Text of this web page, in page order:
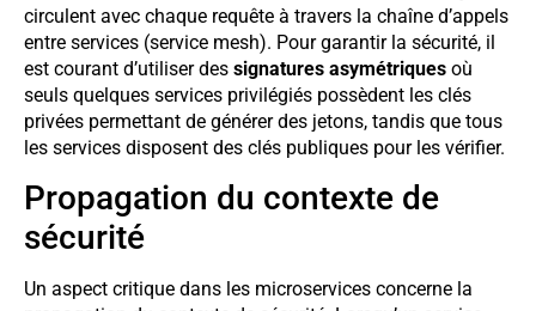
circulent avec chaque requête à travers la chaîne d’appels
entre services (service mesh). Pour garantir la sécurité, il
est courant d’utiliser des signatures asymétriques où
seuls quelques services privilégiés possèdent les clés
privées permettant de générer des jetons, tandis que tous
les services disposent des clés publiques pour les vérifier.
Propagation du contexte de
sécurité
Un aspect critique dans les microservices concerne la